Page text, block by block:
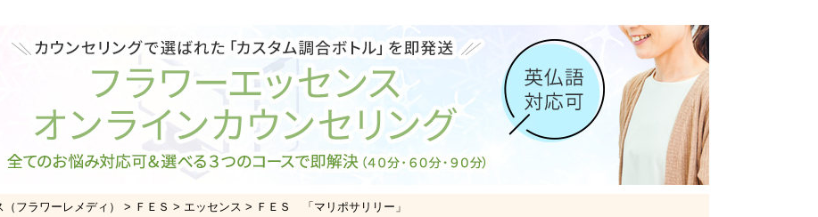
フラワーレメディ） ＦＥＳ エッセンス ＦＥＳ 「マリポサリリー」